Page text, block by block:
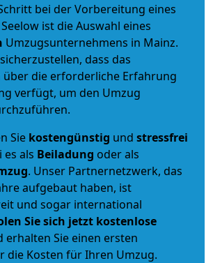
bei der Vorbereitung eines
ist die Auswahl eines
Umzugsunternehmens in Mainz.
dass das
die erforderliche Erfahrung
verfügt, um den Umzug
Sie kostengünstig und stressfrei
es als Beiladung oder als
. Unser Partnernetzwerk, das
aufgebaut haben, ist
und sogar international
Sie sich jetzt kostenlose
erhalten Sie einen ersten
die Kosten für Ihren Umzug.